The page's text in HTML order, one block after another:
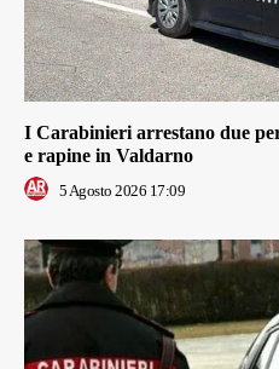
I Carabinieri arrestano due
e rapine in Valdarno
5 Agosto 2026 17:09